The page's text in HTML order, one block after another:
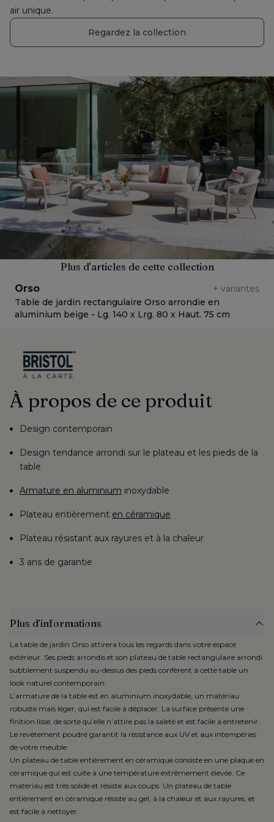
air unique.
Regardez la collection
Plus d'articles de cette collection
Orso + variantes
Table de jardin rectangulaire Orso arrondie en
aluminium beige - Lg. 140 x Lrg. 80 x Haut. 75 cm
À propos de ce produit
Design contemporain
Design tendance arrondi sur le plateau et les pieds de la
table
Armature en aluminium inoxydable
Plateau entièrement en céramique
Plateau résistant aux rayures et à la chaleur
3 ans de garantie
Plus d’informations
La table de jardin Orso attirera tous les regards dans votre espace
extérieur. Ses pieds arrondis et son plateau de table rectangulaire arrondi
subtilement suspendu au-dessus des pieds confèrent à cette table un
look naturel contemporain.
L’armature de la table est en aluminium inoxydable, un matériau
robuste mais léger, qui est facile à déplacer. La surface présente une
finition lisse, de sorte qu’elle n’attire pas la saleté et est facile à entretenir.
Le revêtement poudré garantit la résistance aux UV et aux intempéries
de votre meuble.
Un plateau de table entièrement en céramique consiste en une plaque en
céramique qui est cuite à une température extrêmement élevée. Ce
matériau est très solide et résiste aux coups. Un plateau de table
entièrement en céramique résiste au gel, à la chaleur et aux rayures, et
est facile à nettoyer.